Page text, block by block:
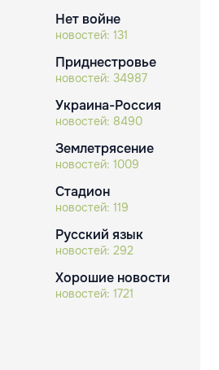
Нет войне
новостей: 131
Приднестровье
новостей: 34987
Украина-Россия
новостей: 8490
Землетрясение
новостей: 1009
Стадион
новостей: 119
Русский язык
новостей: 292
Хорошие новости
новостей: 1721